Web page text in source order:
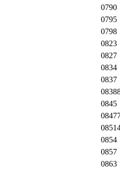
0790
0795
0798
0823
0827
0834
0837
0845
0854
0857
0863